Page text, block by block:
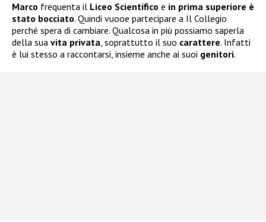
Marco frequenta il Liceo Scientifico e in prima superiore è
stato bocciato. Quindi vuooe partecipare a Il Collegio
perché spera di cambiare. Qualcosa in più possiamo saperla
della sua vita privata, soprattutto il suo carattere. Infatti
è lui stesso a raccontarsi, insieme anche ai suoi genitori.